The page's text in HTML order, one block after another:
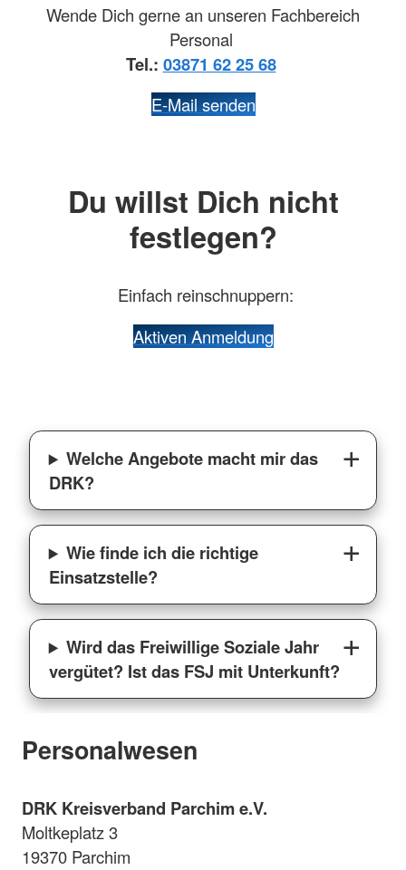
Wende Dich gerne an unseren Fachbereich
Personal
Tel.: 03871 62 25 68
E-Mail senden
Du willst Dich nicht
festlegen?
Einfach reinschnuppern:
Aktiven Anmeldung
Welche Angebote macht mir das
DRK?
Wie finde ich die richtige
Einsatzstelle?
Wird das Freiwillige Soziale Jahr
vergütet? Ist das FSJ mit Unterkunft?
Personalwesen
DRK Kreisverband Parchim e.V.
Moltkeplatz 3
19370 Parchim